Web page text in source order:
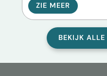
ZIE MEER
BEKIJK